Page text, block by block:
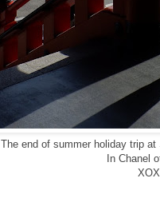
The end of summer holiday trip
In Chanel